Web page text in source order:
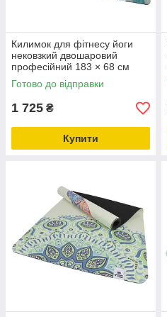
Килимок для фітнесу йоги
нековзкий двошаровий
професійний 183 × 68 см
товщина 4 мм льон каучук
Gemini Pro JFY-0705
Готово до відправки
1 725 ₴
Купити